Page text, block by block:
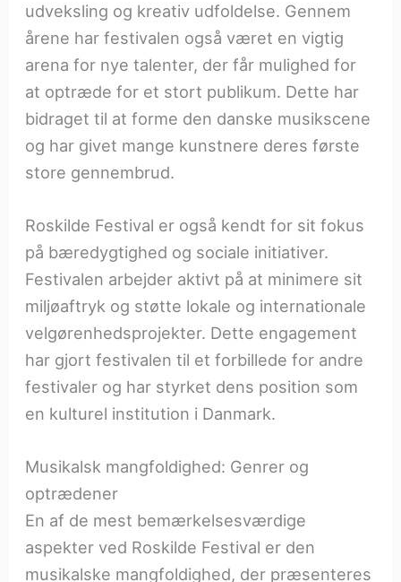
udveksling og kreativ udfoldelse. Gennem
årene har festivalen også været en vigtig
arena for nye talenter, der får mulighed for
at optræde for et stort publikum. Dette har
bidraget til at forme den danske musikscene
og har givet mange kunstnere deres første
store gennembrud.
Roskilde Festival er også kendt for sit fokus
på bæredygtighed og sociale initiativer.
Festivalen arbejder aktivt på at minimere sit
miljøaftryk og støtte lokale og internationale
velgørenhedsprojekter. Dette engagement
har gjort festivalen til et forbillede for andre
festivaler og har styrket dens position som
en kulturel institution i Danmark.
Musikalsk mangfoldighed: Genrer og
optrædener
En af de mest bemærkelsesværdige
aspekter ved Roskilde Festival er den
musikalske mangfoldighed, der præsenteres